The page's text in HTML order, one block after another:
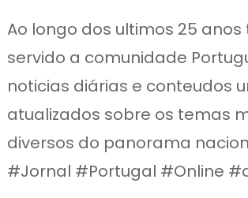
Ao longo dos ultimos 25 anos
servido a comunidade
noticias diárias e conteudos
atualizados sobre os temas
diversos do panorama
#Jornal #Portugal #Online